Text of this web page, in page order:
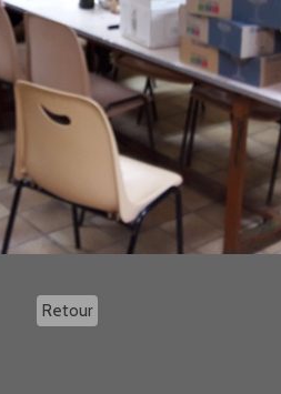
Retour